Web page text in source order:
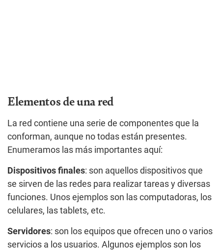
Elementos de una red
La red contiene una serie de componentes que la
conforman, aunque no todas están presentes.
Enumeramos las más importantes aquí:
Dispositivos finales: son aquellos dispositivos que
se sirven de las redes para realizar tareas y diversas
funciones. Unos ejemplos son las computadoras, los
celulares, las tablets, etc.
Servidores: son los equipos que ofrecen uno o varios
servicios a los usuarios. Algunos ejemplos son los